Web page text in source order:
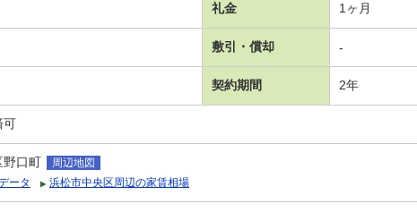
礼金 1ヶ月
敷引・償却 -
契約期間 2年
可
野口町
周辺地図
ータ
浜松市中央区周辺の家賃相場